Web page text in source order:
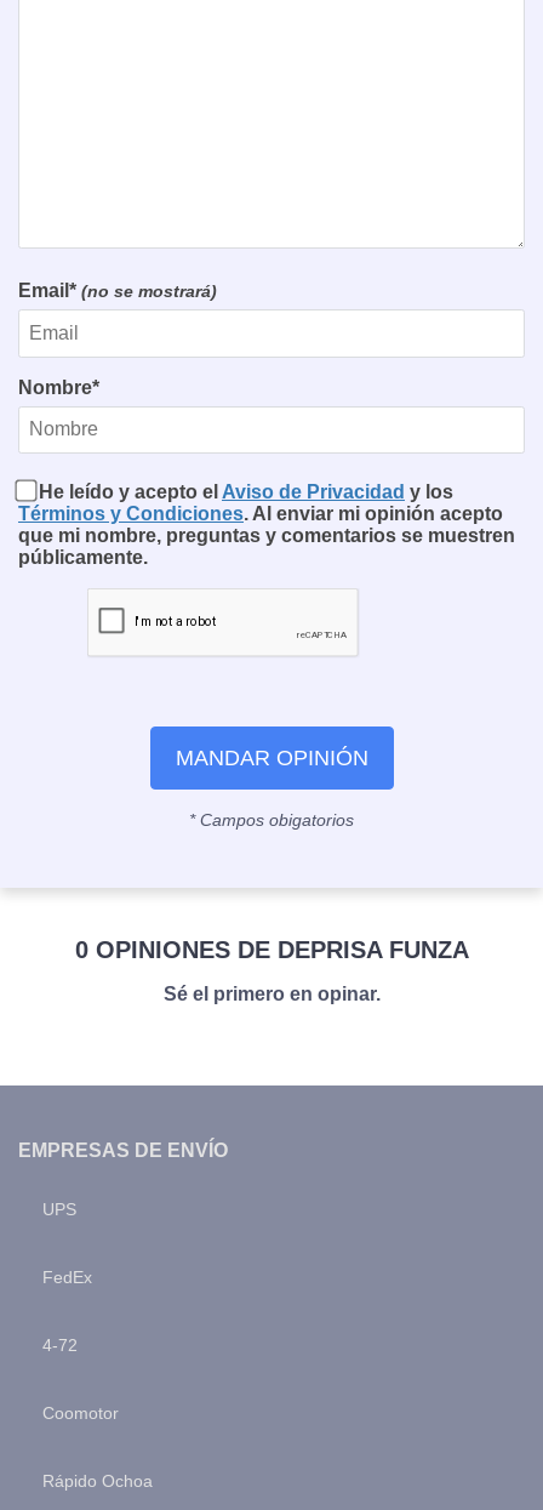
Email* (no se mostrará)
Nombre*
He leído y acepto el Aviso de Privacidad y los
Términos y Condiciones. Al enviar mi opinión acepto
que mi nombre, preguntas y comentarios se muestren
públicamente.
MANDAR OPINIÓN
* Campos obigatorios
0 OPINIONES DE DEPRISA FUNZA
Sé el primero en opinar.
EMPRESAS DE ENVÍO
UPS
FedEx
4-72
Coomotor
Rápido Ochoa